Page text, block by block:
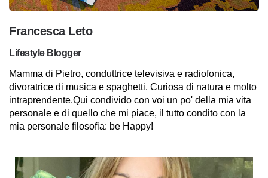
Francesca Leto
Lifestyle Blogger
Mamma di Pietro, conduttrice televisiva e radiofonica,
divoratrice di musica e spaghetti. Curiosa di natura e molto
intraprendente.Qui condivido con voi un po' della mia vita
personale e di quello che mi piace, il tutto condito con la
mia personale filosofia: be Happy!